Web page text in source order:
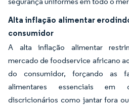
Alta inflação alimentar
consumidor
A alta inflação alimentar
mercado de foodservice africano
do consumidor, forçando as
alimentares essenciais em
discricionários como jantar fora